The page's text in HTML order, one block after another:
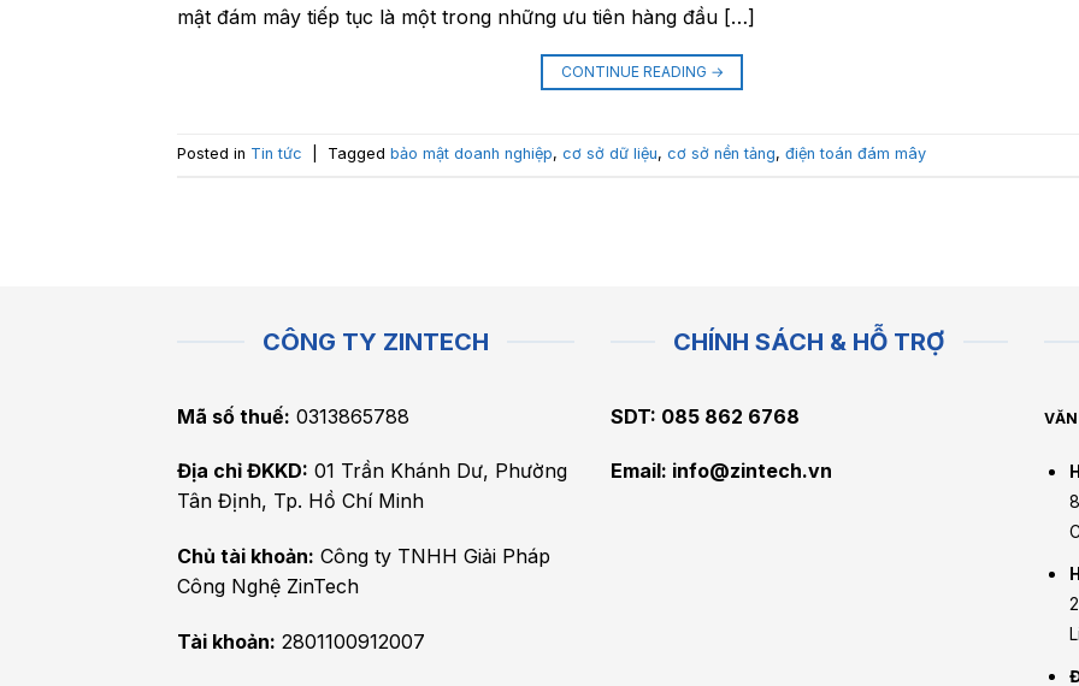
mật đám mây tiếp tục là một trong những ưu tiên hàng đầu […]
CONTINUE READING →
Posted in Tin tức Tagged bảo mật doanh nghiệp, cơ sở dữ liệu, cơ sở nền tảng, điện toán đám mây
CÔNG TY ZINTECH
Mã số thuế: 0313865788
Địa chỉ ĐKKD: 01 Trần Khánh Dư, Phường
Tân Định, Tp. Hồ Chí Minh
Chủ tài khoản: Công ty TNHH Giải Pháp
Công Nghệ ZinTech
Tài khoản: 2801100912007
CHÍNH SÁCH & HỖ TRỢ
SDT: 085 862 6768
Email: info@zintech.vn